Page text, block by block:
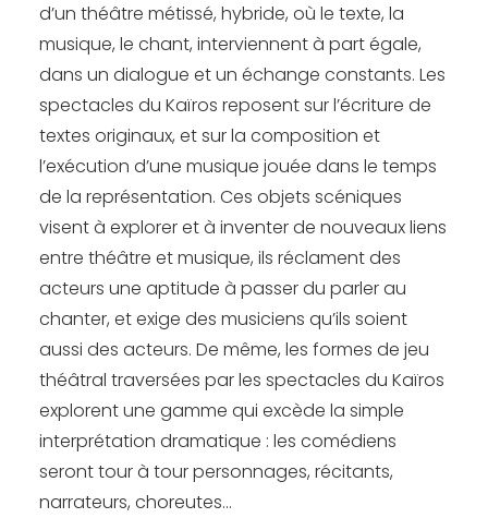
d’un théâtre métissé, hybride, où le texte, la
musique, le chant, interviennent à part égale,
dans un dialogue et un échange constants. Les
spectacles du Kaïros reposent sur l’écriture de
textes originaux, et sur la composition et
l’exécution d’une musique jouée dans le temps
de la représentation. Ces objets scéniques
visent à explorer et à inventer de nouveaux liens
entre théâtre et musique, ils réclament des
acteurs une aptitude à passer du parler au
chanter, et exige des musiciens qu’ils soient
aussi des acteurs. De même, les formes de jeu
théâtral traversées par les spectacles du Kaïros
explorent une gamme qui excède la simple
interprétation dramatique : les comédiens
seront tour à tour personnages, récitants,
narrateurs, choreutes…